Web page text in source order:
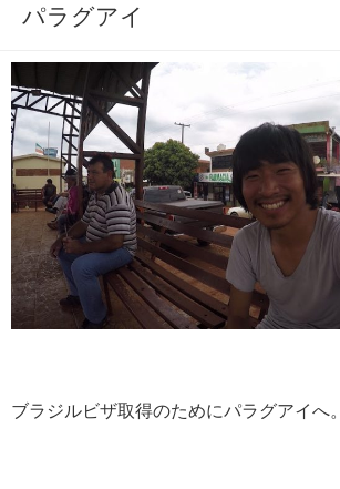
パラグアイ
ブラジルビザ取得のためにパラグアイへ。